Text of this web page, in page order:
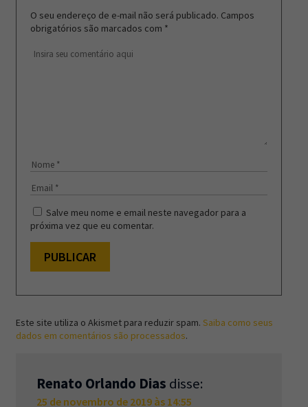
O seu endereço de e-mail não será publicado. Campos
obrigatórios são marcados com *
Salve meu nome e email neste navegador para a
próxima vez que eu comentar.
Este site utiliza o Akismet para reduzir spam. Saiba como seus
dados em comentários são processados.
Renato Orlando Dias disse:
25 de novembro de 2019 às 14:55